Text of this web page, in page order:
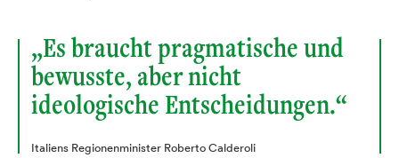
„Es braucht pragmatische und
bewusste, aber nicht
ideologische Entscheidungen.“
Italiens Regionenminister Roberto Calderoli